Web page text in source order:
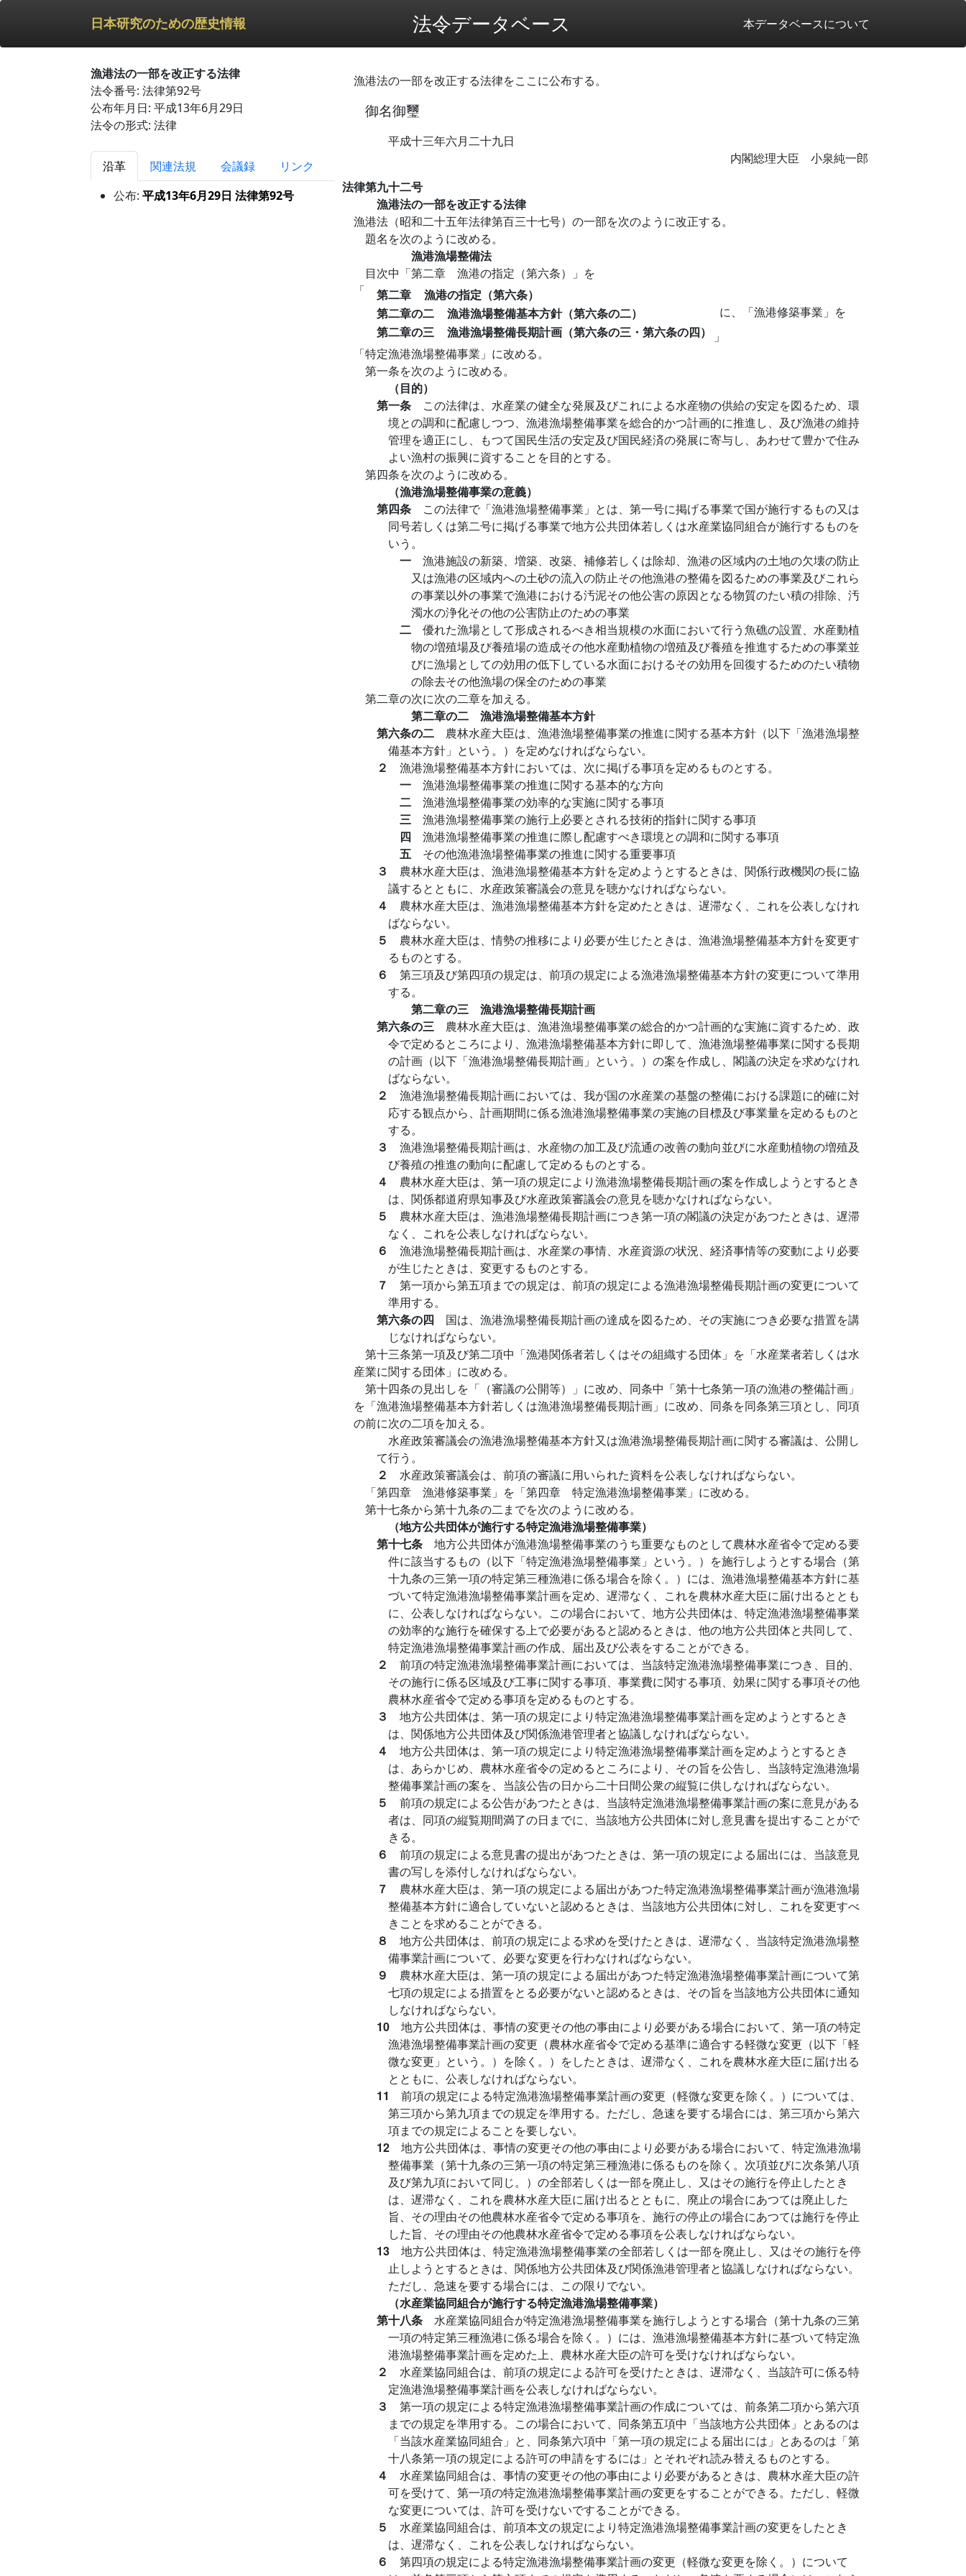
日本研究のための歴史情報 法令データベース 本データベースについて
漁港法の一部を改正する法律
法令番号: 法律第92号
公布年月日: 平成13年6月29日
法令の形式: 法律
沿革 関連法規 会議録
リンク
公布: 平成13年6月29日 法律第92号
漁港法の一部を改正する法律をここに公布する。
御名御璽
平成十三年六月二十九日
内閣総理大臣 小泉純一郎
法律第九十二号
漁港法の一部を改正する法律
漁港法（昭和二十五年法律第百三十七号）の一部を次のように改正する。
題名を次のように改める。
漁港漁場整備法
目次中「第二章 漁港の指定（第六条）」を
「
第二章
漁港の指定（第六条）
第二章の二
漁港漁場整備基本方針（第六条の二）
第二章の三
漁港漁場整備長期計画（第六条の三・第六条の四） 」
に、「漁港修築事業」を
「特定漁港漁場整備事業」に改める。
第一条を次のように改める。
（目的）
第一条 この法律は、水産業の健全な発展及びこれによる水産物の供給の安定を図るため、環
境との調和に配慮しつつ、漁港漁場整備事業を総合的かつ計画的に推進し、及び漁港の維持
管理を適正にし、もつて国民生活の安定及び国民経済の発展に寄与し、あわせて豊かで住み
よい漁村の振興に資することを目的とする。
第四条を次のように改める。
（漁港漁場整備事業の意義）
第四条 この法律で「漁港漁場整備事業」とは、第一号に掲げる事業で国が施行するもの又は
同号若しくは第二号に掲げる事業で地方公共団体若しくは水産業協同組合が施行するものを
いう。
一 漁港施設の新築、増築、改築、補修若しくは除却、漁港の区域内の土地の欠壊の防止
又は漁港の区域内への土砂の流入の防止その他漁港の整備を図るための事業及びこれら
の事業以外の事業で漁港における汚泥その他公害の原因となる物質のたい積の排除、汚
濁水の浄化その他の公害防止のための事業
二 優れた漁場として形成されるべき相当規模の水面において行う魚礁の設置、水産動植
物の増殖場及び養殖場の造成その他水産動植物の増殖及び養殖を推進するための事業並
びに漁場としての効用の低下している水面におけるその効用を回復するためのたい積物
の除去その他漁場の保全のための事業
第二章の次に次の二章を加える。
第二章の二 漁港漁場整備基本方針
第六条の二 農林水産大臣は、漁港漁場整備事業の推進に関する基本方針（以下「漁港漁場整
備基本方針」という。）を定めなければならない。
２ 漁港漁場整備基本方針においては、次に掲げる事項を定めるものとする。
一 漁港漁場整備事業の推進に関する基本的な方向
二 漁港漁場整備事業の効率的な実施に関する事項
三 漁港漁場整備事業の施行上必要とされる技術的指針に関する事項
四 漁港漁場整備事業の推進に際し配慮すべき環境との調和に関する事項
五 その他漁港漁場整備事業の推進に関する重要事項
３ 農林水産大臣は、漁港漁場整備基本方針を定めようとするときは、関係行政機関の長に協
議するとともに、水産政策審議会の意見を聴かなければならない。
４ 農林水産大臣は、漁港漁場整備基本方針を定めたときは、遅滞なく、これを公表しなけれ
ばならない。
５ 農林水産大臣は、情勢の推移により必要が生じたときは、漁港漁場整備基本方針を変更す
るものとする。
６ 第三項及び第四項の規定は、前項の規定による漁港漁場整備基本方針の変更について準用
する。
第二章の三 漁港漁場整備長期計画
第六条の三 農林水産大臣は、漁港漁場整備事業の総合的かつ計画的な実施に資するため、政
令で定めるところにより、漁港漁場整備基本方針に即して、漁港漁場整備事業に関する長期
の計画（以下「漁港漁場整備長期計画」という。）の案を作成し、閣議の決定を求めなけれ
ばならない。
２ 漁港漁場整備長期計画においては、我が国の水産業の基盤の整備における課題に的確に対
応する観点から、計画期間に係る漁港漁場整備事業の実施の目標及び事業量を定めるものと
する。
３ 漁港漁場整備長期計画は、水産物の加工及び流通の改善の動向並びに水産動植物の増殖及
び養殖の推進の動向に配慮して定めるものとする。
４ 農林水産大臣は、第一項の規定により漁港漁場整備長期計画の案を作成しようとするとき
は、関係都道府県知事及び水産政策審議会の意見を聴かなければならない。
５ 農林水産大臣は、漁港漁場整備長期計画につき第一項の閣議の決定があつたときは、遅滞
なく、これを公表しなければならない。
６ 漁港漁場整備長期計画は、水産業の事情、水産資源の状況、経済事情等の変動により必要
が生じたときは、変更するものとする。
７ 第一項から第五項までの規定は、前項の規定による漁港漁場整備長期計画の変更について
準用する。
第六条の四 国は、漁港漁場整備長期計画の達成を図るため、その実施につき必要な措置を講
じなければならない。
第十三条第一項及び第二項中「漁港関係者若しくはその組織する団体」を「水産業者若しくは水
産業に関する団体」に改める。
第十四条の見出しを「（審議の公開等）」に改め、同条中「第十七条第一項の漁港の整備計画」
を「漁港漁場整備基本方針若しくは漁港漁場整備長期計画」に改め、同条を同条第三項とし、同項
の前に次の二項を加える。
水産政策審議会の漁港漁場整備基本方針又は漁港漁場整備長期計画に関する審議は、公開し
て行う。
２ 水産政策審議会は、前項の審議に用いられた資料を公表しなければならない。
「第四章 漁港修築事業」を「第四章 特定漁港漁場整備事業」に改める。
第十七条から第十九条の二までを次のように改める。
（地方公共団体が施行する特定漁港漁場整備事業）
第十七条 地方公共団体が漁港漁場整備事業のうち重要なものとして農林水産省令で定める要
件に該当するもの（以下「特定漁港漁場整備事業」という。）を施行しようとする場合（第
十九条の三第一項の特定第三種漁港に係る場合を除く。）には、漁港漁場整備基本方針に基
づいて特定漁港漁場整備事業計画を定め、遅滞なく、これを農林水産大臣に届け出るととも
に、公表しなければならない。この場合において、地方公共団体は、特定漁港漁場整備事業
の効率的な施行を確保する上で必要があると認めるときは、他の地方公共団体と共同して、
特定漁港漁場整備事業計画の作成、届出及び公表をすることができる。
２ 前項の特定漁港漁場整備事業計画においては、当該特定漁港漁場整備事業につき、目的、
その施行に係る区域及び工事に関する事項、事業費に関する事項、効果に関する事項その他
農林水産省令で定める事項を定めるものとする。
３ 地方公共団体は、第一項の規定により特定漁港漁場整備事業計画を定めようとするとき
は、関係地方公共団体及び関係漁港管理者と協議しなければならない。
４ 地方公共団体は、第一項の規定により特定漁港漁場整備事業計画を定めようとするとき
は、あらかじめ、農林水産省令の定めるところにより、その旨を公告し、当該特定漁港漁場
整備事業計画の案を、当該公告の日から二十日間公衆の縦覧に供しなければならない。
５ 前項の規定による公告があつたときは、当該特定漁港漁場整備事業計画の案に意見がある
者は、同項の縦覧期間満了の日までに、当該地方公共団体に対し意見書を提出することがで
きる。
６ 前項の規定による意見書の提出があつたときは、第一項の規定による届出には、当該意見
書の写しを添付しなければならない。
７ 農林水産大臣は、第一項の規定による届出があつた特定漁港漁場整備事業計画が漁港漁場
整備基本方針に適合していないと認めるときは、当該地方公共団体に対し、これを変更すべ
きことを求めることができる。
８ 地方公共団体は、前項の規定による求めを受けたときは、遅滞なく、当該特定漁港漁場整
備事業計画について、必要な変更を行わなければならない。
９ 農林水産大臣は、第一項の規定による届出があつた特定漁港漁場整備事業計画について第
七項の規定による措置をとる必要がないと認めるときは、その旨を当該地方公共団体に通知
しなければならない。
10 地方公共団体は、事情の変更その他の事由により必要がある場合において、第一項の特定
漁港漁場整備事業計画の変更（農林水産省令で定める基準に適合する軽微な変更（以下「軽
微な変更」という。）を除く。）をしたときは、遅滞なく、これを農林水産大臣に届け出る
とともに、公表しなければならない。
11 前項の規定による特定漁港漁場整備事業計画の変更（軽微な変更を除く。）については、
第三項から第九項までの規定を準用する。ただし、急速を要する場合には、第三項から第六
項までの規定によることを要しない。
12 地方公共団体は、事情の変更その他の事由により必要がある場合において、特定漁港漁場
整備事業（第十九条の三第一項の特定第三種漁港に係るものを除く。次項並びに次条第八項
及び第九項において同じ。）の全部若しくは一部を廃止し、又はその施行を停止したとき
は、遅滞なく、これを農林水産大臣に届け出るとともに、廃止の場合にあつては廃止した
旨、その理由その他農林水産省令で定める事項を、施行の停止の場合にあつては施行を停止
した旨、その理由その他農林水産省令で定める事項を公表しなければならない。
13 地方公共団体は、特定漁港漁場整備事業の全部若しくは一部を廃止し、又はその施行を停
止しようとするときは、関係地方公共団体及び関係漁港管理者と協議しなければならない。
ただし、急速を要する場合には、この限りでない。
（水産業協同組合が施行する特定漁港漁場整備事業）
第十八条 水産業協同組合が特定漁港漁場整備事業を施行しようとする場合（第十九条の三第
一項の特定第三種漁港に係る場合を除く。）には、漁港漁場整備基本方針に基づいて特定漁
港漁場整備事業計画を定めた上、農林水産大臣の許可を受けなければならない。
２ 水産業協同組合は、前項の規定による許可を受けたときは、遅滞なく、当該許可に係る特
定漁港漁場整備事業計画を公表しなければならない。
３ 第一項の規定による特定漁港漁場整備事業計画の作成については、前条第二項から第六項
までの規定を準用する。この場合において、同条第五項中「当該地方公共団体」とあるのは
「当該水産業協同組合」と、同条第六項中「第一項の規定による届出には」とあるのは「第
十八条第一項の規定による許可の申請をするには」とそれぞれ読み替えるものとする。
４ 水産業協同組合は、事情の変更その他の事由により必要があるときは、農林水産大臣の許
可を受けて、第一項の特定漁港漁場整備事業計画の変更をすることができる。ただし、軽微
な変更については、許可を受けないですることができる。
５ 水産業協同組合は、前項本文の規定により特定漁港漁場整備事業計画の変更をしたとき
は、遅滞なく、これを公表しなければならない。
６ 第四項の規定による特定漁港漁場整備事業計画の変更（軽微な変更を除く。）について